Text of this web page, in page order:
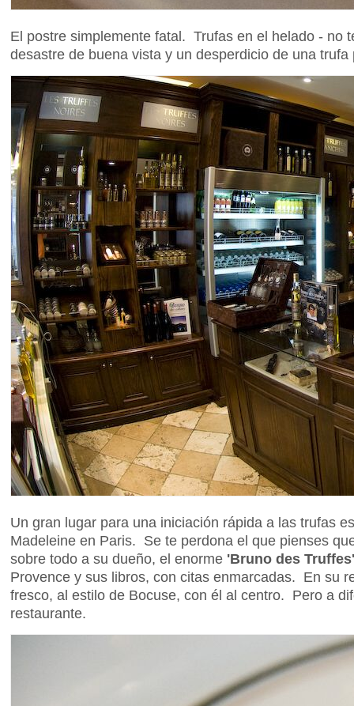
El postre simplemente fatal. Trufas en el helado -
desastre de buena vista y un desperdicio de una
Un gran lugar para una iniciación rápida a las trufas
Madeleine en Paris. Se te perdona el que pienses
sobre todo a su dueño, el enorme 'Bruno des Truffes'
Provence y sus libros, con citas enmarcadas. En su
fresco, al estilo de Bocuse, con él al centro. Pero a
restaurante.